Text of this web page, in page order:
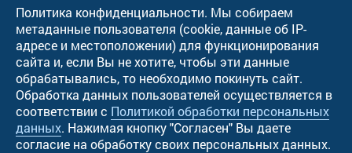
Политика конфиденциальности. Мы собираем
метаданные пользователя (cookie, данные об IP-
адресе и местоположении) для функционирования
сайта и, если Вы не хотите, чтобы эти данные
обрабатывались, то необходимо покинуть сайт.
Обработка данных пользователей осуществляется в
соответствии с Политикой обработки персональных
данных. Нажимая кнопку "Cогласен" Вы даете
согласие на обработку своих персональных данных.